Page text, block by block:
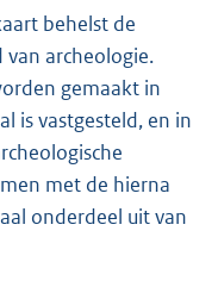
behelst de
archeologie.
gemaakt in
is vastgesteld, en in
met de hierna
onderdeel uit van